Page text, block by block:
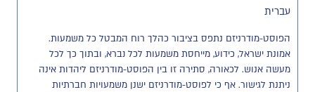
עברית
הפוסט-מודרניזם נתפס בציבור כהלך רוח המבטל כל משמעות.
אמונת ישראל, כידוע, מייחסת משמעות לכל נברא, ובתוך כך לכל
ניתנת לגישור. אף כי לפוסט-מודרניזם ישנן משמעויות חברתיות